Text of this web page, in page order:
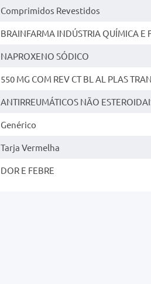
Comprimidos Revestidos
BRAINFARMA INDÚSTRIA QUÍMICA E
NAPROXENO SÓDICO
550 MG COM REV CT BL AL PLAS
ANTIRREUMÁTICOS NÃO
Genérico
Tarja Vermelha
DOR E FEBRE